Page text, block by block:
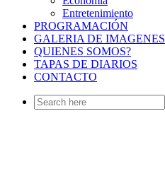
Entretenimiento
PROGRAMACIÓN
GALERIA DE IMAGENES
QUIENES SOMOS?
TAPAS DE DIARIOS
CONTACTO
Search
for: